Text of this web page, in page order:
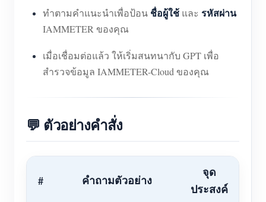
ทำตามคำแนะนำเพื่อป้อน ชื่อผู้ใช้ และ รหัสผ่าน
IAMMETER ของคุณ
เมื่อเชื่อมต่อแล้ว ให้เริ่มสนทนากับ GPT เพื่อ
สำรวจข้อมูล IAMMETER-Cloud ของคุณ
💬 ตัวอย่างคำสั่ง
# คำถามตัวอย่าง
จุด
ประสงค์